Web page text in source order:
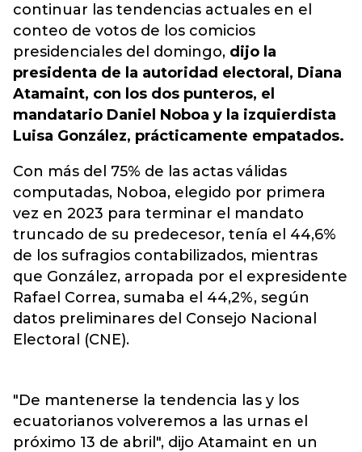
continuar las tendencias actuales en el
conteo de votos de los comicios
presidenciales del domingo, dijo la
presidenta de la autoridad electoral, Diana
Atamaint, con los dos punteros, el
mandatario Daniel Noboa y la izquierdista
Luisa González, prácticamente empatados.
Con más del 75% de las actas válidas
computadas, Noboa, elegido por primera
vez en 2023 para terminar el mandato
truncado de su predecesor, tenía el 44,6%
de los sufragios contabilizados, mientras
que González, arropada por el expresidente
Rafael Correa, sumaba el 44,2%, según
datos preliminares del Consejo Nacional
Electoral (CNE).
"De mantenerse la tendencia las y los
ecuatorianos volveremos a las urnas el
próximo 13 de abril", dijo Atamaint en un